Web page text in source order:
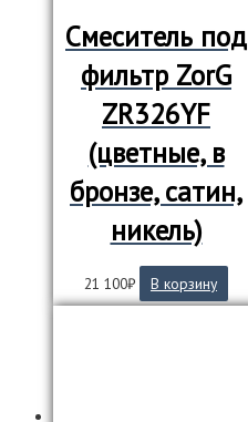
Смеситель под
фильтр ZorG
ZR326YF
(цветные, в
бронзе, сатин,
никель)
21 100₽ В корзину